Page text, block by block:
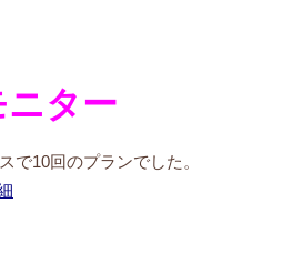
ニター
で10回のプランでした。